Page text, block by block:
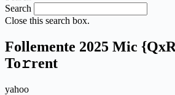
Search
Close this search box.
Follemente 2025 Mic
To𝚛rent
yahoo